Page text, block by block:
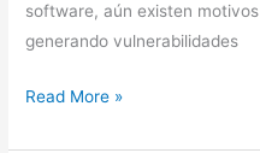
software, aún existen
generando vulnerabilidades
Read More »